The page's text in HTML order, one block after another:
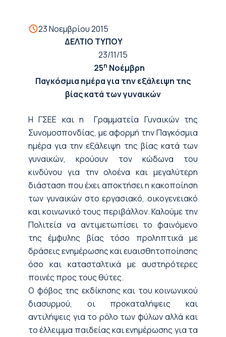
23 Νοεμβρίου 2015
ΔΕΛΤΙΟ ΤΥΠΟΥ
23/11/15
25η Νοέμβρη
Παγκόσμια ημέρα για την εξάλειψη της
βίας κατά των γυναικών
Η ΓΣΕΕ και η Γραμματεία Γυναικών της
Συνομοσπονδίας, με αφορμή την Παγκόσμια
ημέρα για την εξάλειψη της βίας κατά των
γυναικών, κρούουν τον κώδωνα του
κινδύνου για την ολοένα και μεγαλύτερη
διάσταση που έχει αποκτήσει η κακοποίηση
των γυναικών στο εργασιακό, οικογενειακό
και κοινωνικό τους περιβάλλον. Καλούμε την
Πολιτεία να αντιμετωπίσει το φαινόμενο
της έμφυλης βίας τόσο προληπτικά με
δράσεις ενημέρωσης και ευαισθητοποίησης
όσο και κατασταλτικά με αυστηρότερες
ποινές προς τους θύτες.
Ο φόβος της εκδίκησης και του κοινωνικού
διασυρμού, οι προκαταλήψεις και
αντιλήψεις για το ρόλο των φύλων αλλά και
το έλλειμμα παιδείας και ενημέρωσης για τα